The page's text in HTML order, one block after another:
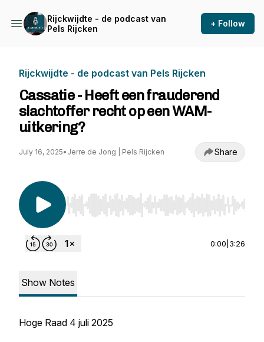
Rijckwijdte - de podcast van
Pels Rijcken
+ Follow
Rijckwijdte - de podcast van Pels Rijcken
Cassatie - Heeft een frauderend
slachtoffer recht op een WAM-
uitkering?
July 16, 2025• Jerre de Jong | Pels Rijcken Share
Use Left/Right to seek, Home/End to jump to
0:00 3:26
Show Notes
Hoge Raad 4 juli 2025